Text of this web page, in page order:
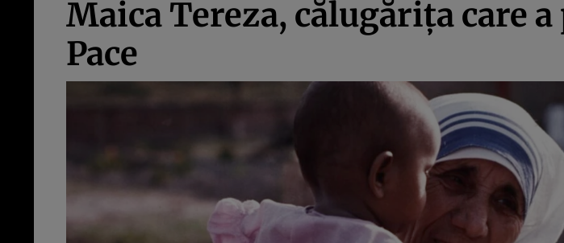
Maica Tereza, călugăriţa care
Pace